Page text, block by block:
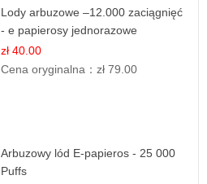
Lody arbuzowe –12.000 zaciągnięć
- e papierosy jednorazowe
zł 40.00
Cena oryginalna：zł 79.00
Arbuzowy lód E-papieros - 25 000
Puffs